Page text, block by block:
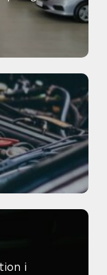
i